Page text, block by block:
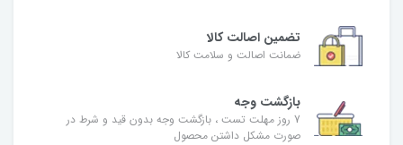
تضمین اصالت کالا
ضمانت اصالت و سلامت کالا
بازگشت وجه
7 روز مهلت تست ، بازگشت وجه بدون قید و شرط در
صورت مشکل داشتن محصول